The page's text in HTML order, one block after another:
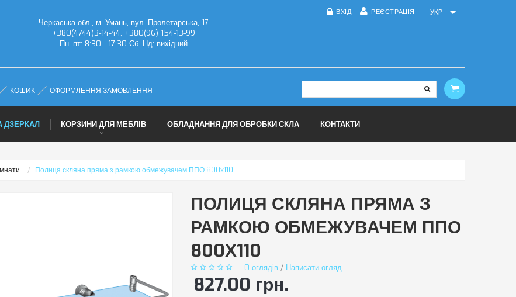
УКР
ВХІД РЕЄСТРАЦІЯ
Черкаська обл., м. Умань, вул. Пролетарська, 17
+380(4744)3-14-44; +380(96) 154-13-99
Пн–пт: 8:30 - 17:30 Сб–Нд: вихідний
КОШИК ОФОРМЛЕННЯ ЗАМОВЛЕННЯ
ДЗЕРКАЛ КОРЗИНИ ДЛЯ МЕБЛІВ ОБЛАДНАННЯ ДЛЯ ОБРОБКИ СКЛА КОНТАКТИ
Полиця скляна пряма з рамкою обмежувачем ППО 800х110
ПОЛИЦЯ СКЛЯНА ПРЯМА З
РАМКОЮ ОБМЕЖУВАЧЕМ ППО
800Х110
0 оглядів/ Написати огляд
827.00 грн.